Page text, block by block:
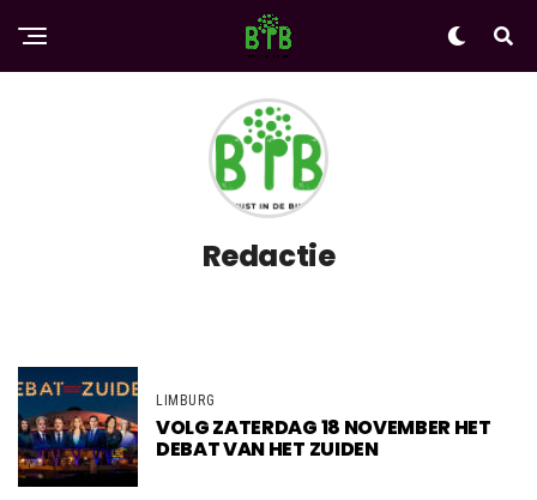
Redactie
LIMBURG
VOLG ZATERDAG 18 NOVEMBER HET
DEBAT VAN HET ZUIDEN